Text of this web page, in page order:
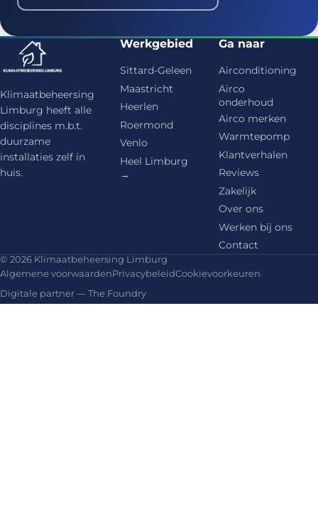
Klimaatbeheersing
Limburg heeft alle
disciplines m.b.t.
duurzame
installaties zelf in
huis.
Werkgebied
Sittard-Geleen
Maastricht
Heerlen
Roermond
Venlo
Heel Limburg
→
Ga naar
Airconditioning
Airco
onderhoud
Airco merken
Warmtepomp
Klantverhalen
Reviews
Zakelijk
Over ons
Werken bij ons
Contact
© 2026 Klimaatbeheersing Limburg
Algemene voorwaardenPrivacybeleidCookievoorkeuren·
Digitale partner — The Foundry